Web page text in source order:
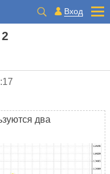
Вход
два